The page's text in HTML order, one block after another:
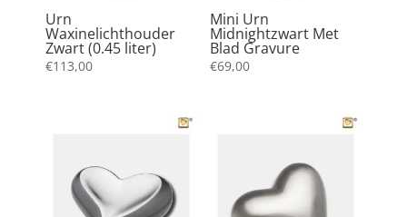
Urn
Waxinelichthouder
Zwart (0.45 liter)
€113,00
Mini Urn
Midnightzwart Met
Blad Gravure
€69,00